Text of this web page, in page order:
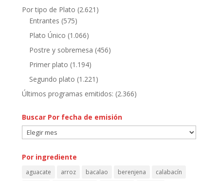
Por tipo de Plato (2.621)
Entrantes (575)
Plato Único (1.066)
Postre y sobremesa (456)
Primer plato (1.194)
Segundo plato (1.221)
Últimos programas emitidos: (2.366)
Buscar Por fecha de emisión
Buscar
Por
fecha
emisión
Por ingrediente
aguacate arroz bacalao berenjena
calabacín